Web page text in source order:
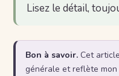
Lisez le détail,
Bon à savoir. Cet
générale et reflète mon